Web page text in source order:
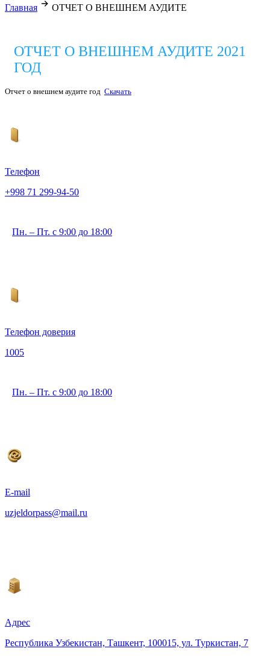
Главная ОТЧЕТ О ВНЕШНЕМ АУДИТЕ
ОТЧЕТ О ВНЕШНЕМ АУДИТЕ 2021
ГОД
Отчет о внешнем аудите год Скачать
Телефон
+998 71 299-94-50
Пн. – Пт. с 9:00 до 18:00
Телефон доверия
1005
Пн. – Пт. с 9:00 до 18:00
E-mail
uzjeldorpass@mail.ru
Адрес
Республика Узбекистан, Ташкент, 100015, ул. Туркистан, 7